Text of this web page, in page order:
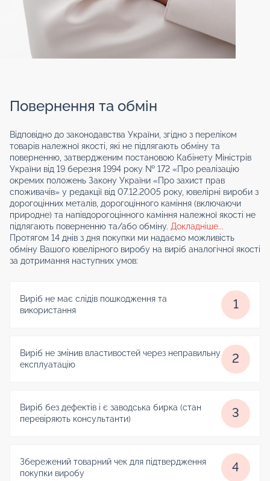
Повернення та обмін
Відповідно до законодавства України, згідно з переліком
товарів належної якості, які не підлягають обміну та
поверненню, затвердженим постановою Кабінету Міністрів
України від 19 березня 1994 року № 172 «Про реалізацію
окремих положень Закону України «Про захист прав
споживачів» у редакції від 07.12.2005 року, ювелірні вироби з
дорогоцінних металів, дорогоцінного каміння (включаючи
природне) та напівдорогоцінного каміння належної якості не
підлягають поверненню та/або обміну. Докладніше...
Протягом 14 днів з дня покупки ми надаємо можливість
обміну Вашого ювелірного виробу на виріб аналогічної якості
за дотримання наступних умов:
Виріб не має слідів пошкодження та
використання
1
Виріб не змінив властивостей через неправильну
експлуатацію
2
Виріб без дефектів і є заводська бирка (стан
перевіряють консультанти)
3
Збережений товарний чек для підтвердження
покупки виробу
4